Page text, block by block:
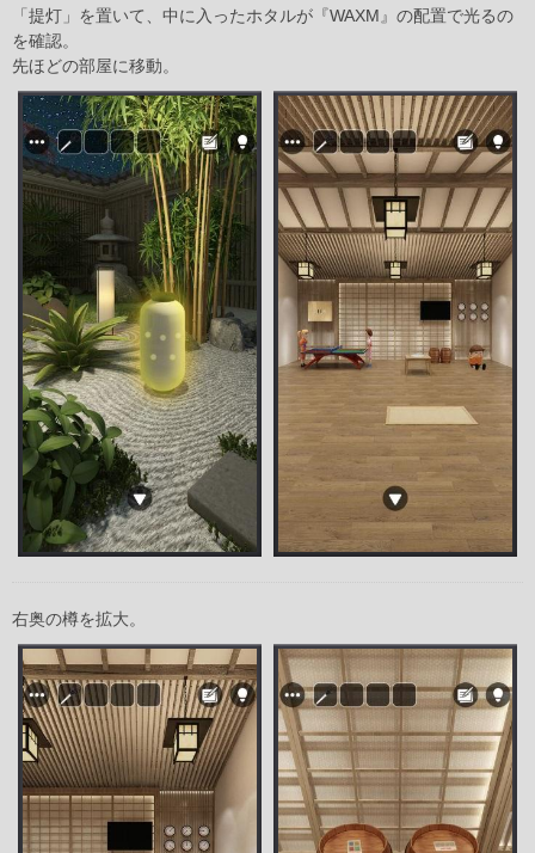
「提灯」を置いて、中に入ったホタルが『WAXM』の配置で光るの
を確認。
先ほどの部屋に移動。
右奥の樽を拡大。